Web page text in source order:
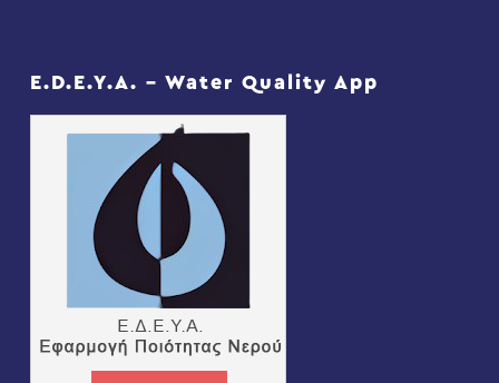
E.D.E.Y.A. – Water Quality App